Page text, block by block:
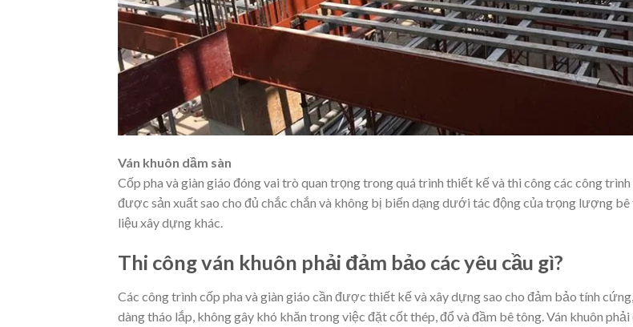
Ván khuôn dầm sàn
Cốp pha và giàn giáo đóng vai trò quan trọng trong quá trình thiết kế và thi công các công trình
được sản xuất sao cho đủ chắc chắn và không bị biến dạng dưới tác động của trọng lượng bê
liệu xây dựng khác.
Thi công ván khuôn phải đảm bảo các yêu cầu gì?
Các công trình cốp pha và giàn giáo cần được thiết kế và xây dựng sao cho đảm bảo tính
dàng tháo lắp, không gây khó khăn trong việc đặt cốt thép, đổ và đầm bê tông. Ván khuôn